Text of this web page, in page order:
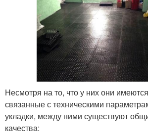
Несмотря на то, что у них они
связанные с техническими
укладки, между ними существуют
качества: